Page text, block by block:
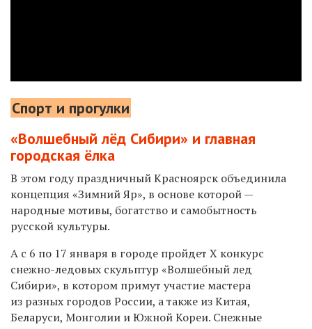
Спорт и прогулки
«Волшебный лёд Сибири» и главная
городская ёлка
В этом году праздничный Красноярск объединила
концепция «Зимний Яр», в основе которой —
народные мотивы, богатство и самобытность
русской культуры.
А с 6 по 17 января в городе пройдет X конкурс
снежно-ледовых скульптур «Волшебный лед
Сибири», в котором примут участие мастера
из разных городов России, а также из Китая,
Беларуси, Монголии и Южной Кореи. Снежные